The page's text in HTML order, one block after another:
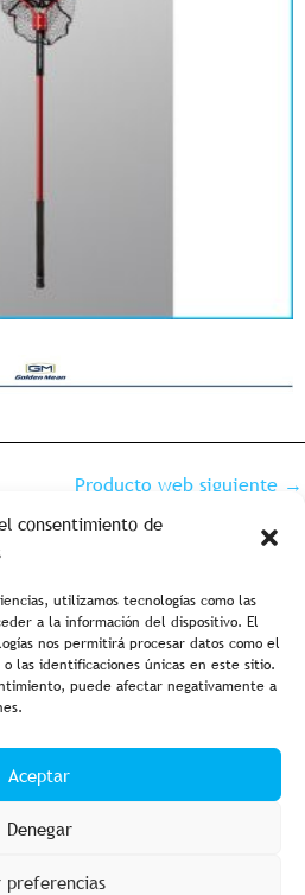
consentimiento de
utilizamos tecnologías como las
a la información del dispositivo. El
nos permitirá procesar datos como el
las identificaciones únicas en este sitio.
puede afectar negativamente a
Aceptar
Denegar
preferencias
Producto web siguiente →
Política de cookies
Accesibilidad